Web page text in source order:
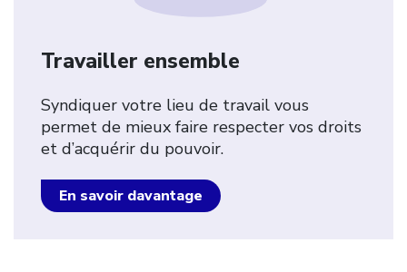
Travailler ensemble
Syndiquer votre lieu de travail vous
permet de mieux faire respecter vos droits
et d’acquérir du pouvoir.
En savoir davantage